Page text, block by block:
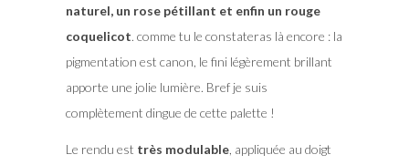
naturel, un rose pétillant et enfin un rouge
coquelicot. comme tu le constateras là encore : la
pigmentation est canon, le fini légèrement brillant
apporte une jolie lumière. Bref je suis
complètement dingue de cette palette !
Le rendu est très modulable, appliquée au doigt